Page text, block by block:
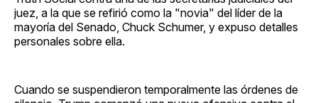
juez, a la que se refirió como la "novia" del líder de la
mayoría del Senado, Chuck Schumer, y expuso detalles
personales sobre ella.
Cuando se suspendieron temporalmente las órdenes de